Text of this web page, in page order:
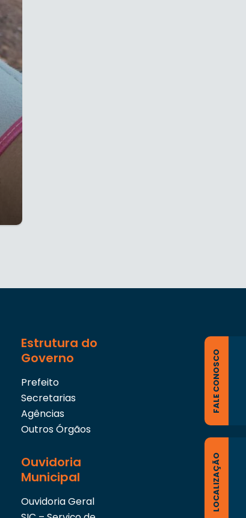
Estrutura do
Governo
Prefeito
Secretarias
Agências
Outros Órgãos
Ouvidoria
Municipal
Ouvidoria Geral
FALE CONOSCO
LOCALIZAÇÃO